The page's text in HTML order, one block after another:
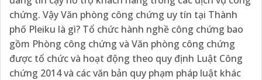
chứng. Vậy Văn phòng công chứng uy tín tại Thành
phố Pleiku là gì? Tổ chức hành nghề công chứng bao
gồm Phòng công chứng và Văn phòng công chứng
được tổ chức và hoạt động theo quy định Luật Công
chứng 2014 và các văn bản quy phạm pháp luật khác